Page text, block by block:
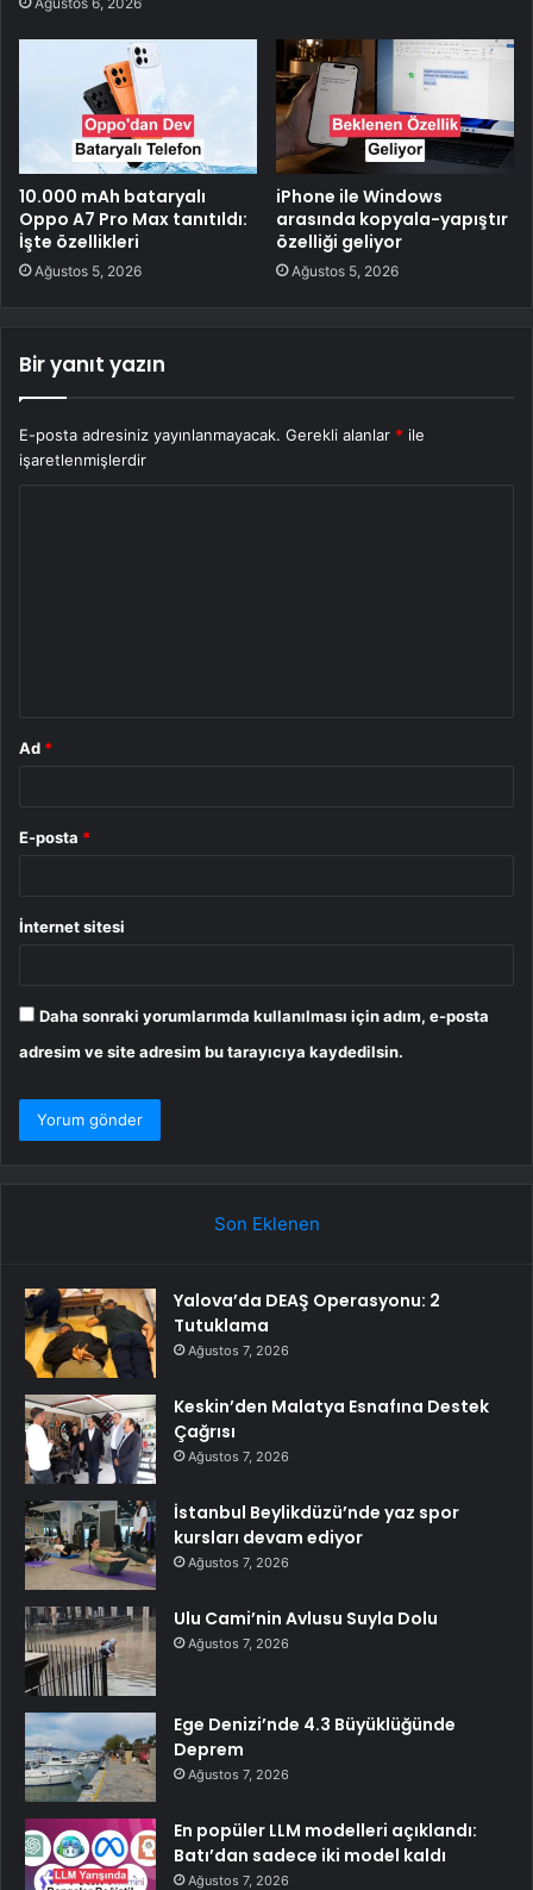
10.000 mAh bataryalı
Oppo A7 Pro Max tanıtıldı:
İşte özellikleri
Ağustos 5, 2026
iPhone ile Windows
arasında kopyala-yapıştır
özelliği geliyor
Ağustos 5, 2026
Bir yanıt yazın
E-posta adresiniz yayınlanmayacak. Gerekli alanlar * ile
işaretlenmişlerdir
Ad *
E-posta *
İnternet sitesi
Daha sonraki yorumlarımda kullanılması için adım, e-posta
adresim ve site adresim bu tarayıcıya kaydedilsin.
Son Eklenen
Yalova’da DEAŞ Operasyonu: 2
Tutuklama
Ağustos 7, 2026
Keskin’den Malatya Esnafına Destek
Çağrısı
Ağustos 7, 2026
İstanbul Beylikdüzü’nde yaz spor
kursları devam ediyor
Ağustos 7, 2026
Ulu Cami’nin Avlusu Suyla Dolu
Ağustos 7, 2026
Ege Denizi’nde 4.3 Büyüklüğünde
Deprem
Ağustos 7, 2026
En popüler LLM modelleri açıklandı:
Batı’dan sadece iki model kaldı
Ağustos 7, 2026